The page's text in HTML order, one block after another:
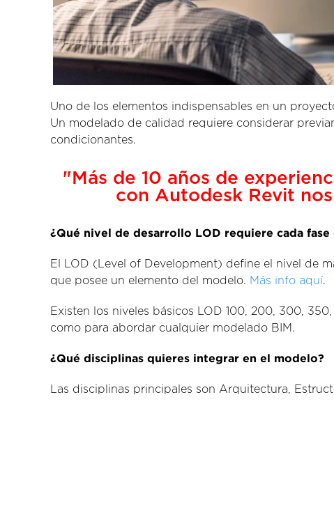
Uno de los elementos indispensables en un
Un modelado de calidad requiere considerar
condicionantes.
"Más de 10 años de
con Autodesk Revit
¿Qué nivel de desarrollo LOD requiere cada
El LOD (Level of Development) define el nivel de
que posee un elemento del modelo. Más info aquí.
Existen los niveles básicos LOD 100, 200, 300,
como para abordar cualquier modelado BIM.
¿Qué disciplinas quieres integrar en el modelo?
Las disciplinas principales son Arquitectura,